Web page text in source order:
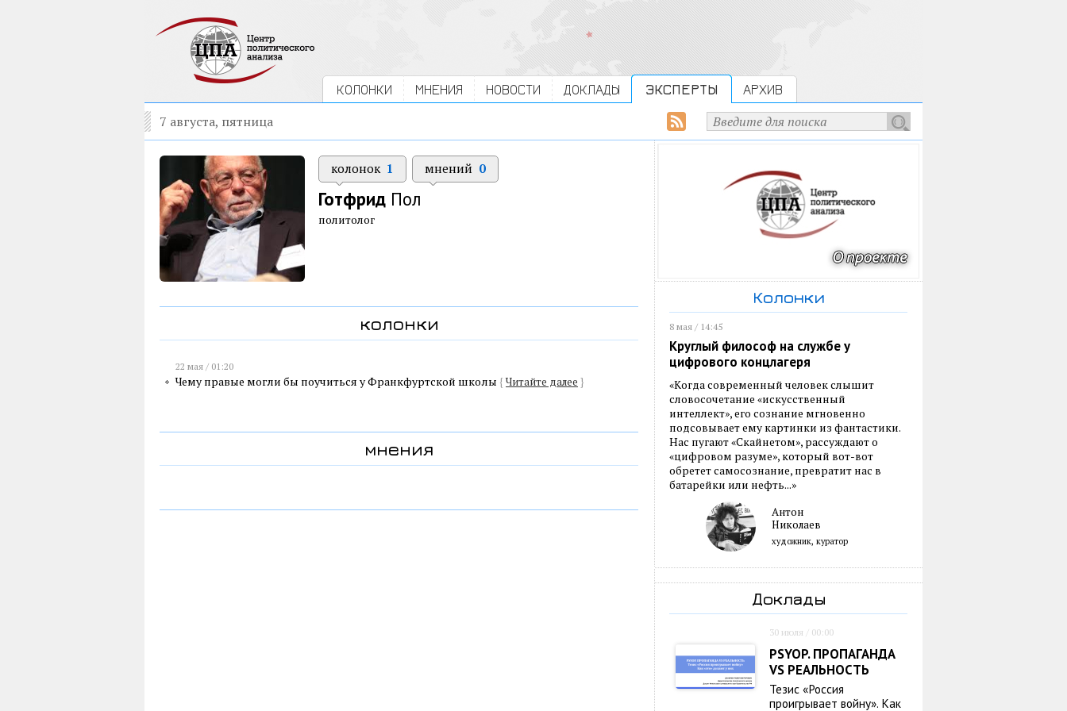
КОЛОНКИ МНЕНИЯ НОВОСТИ ДОКЛАДЫ ЭКСПЕРТЫ АРХИВ
7 августа, пятница
колонок 1 мнений 0
Готфрид Пол
политолог
колонки
22 мая / 01:20
Чему правые могли бы поучиться у Франкфуртской школы { Читайте далее }
мнения
Колонки
8 мая / 14:45
Круглый философ на службе у
цифрового концлагеря
«Когда современный человек слышит
словосочетание «искусственный
интеллект», его сознание мгновенно
подсовывает ему картинки из фантастики.
Нас пугают «Скайнетом», рассуждают о
«цифровом разуме», который вот-вот
обретет самосознание, превратит нас в
батарейки или нефть...»
Антон
Николаев
художник, куратор
Доклады
30 июля / 00:00
PSYOP. ПРОПАГАНДА
VS РЕАЛЬНОСТЬ
Тезис «Россия
проигрывает войну». Как